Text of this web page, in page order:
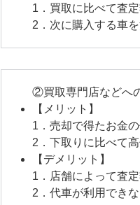
1．買取に比べて査
2．次に購入する車
②買取専門店などへ
【メリット】
1．売却で得たお金
2．下取りに比べて
【デメリット】
1．店舗によって査
2．代車が利用でき